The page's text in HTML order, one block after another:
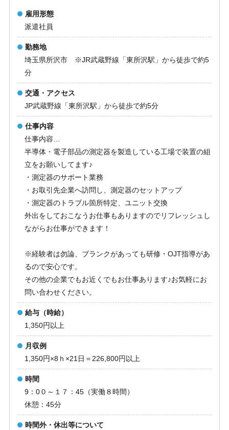
雇用形態
派遣社員
勤務地
埼玉県所沢市 ※JR武蔵野線「東所沢駅」から徒歩で約5
分
交通・アクセス
JP武蔵野線「東所沢駅」から徒歩で約5分
仕事内容
仕事内容…
半導体・電子部品の測定器を製造している工場で装置の組
立をお願いしてます♪
・測定器のサポート業務
・お取引先企業へ訪問し、測定器のセットアップ
・測定器のトラブル箇所特定、ユニット交換
外出をしておこなうお仕事もありますのでリフレッシュし
ながらお仕事ができます！
※経験者は勿論、ブランクがあっても研修・OJT指導があ
るので安心です。
その他の企業でもお近くでもお仕事あります♪お気軽にお
問い合わせください。
給与（時給）
1,350円以上
月収例
1,350円×8ｈ×21日＝226,800円以上
時間
9：0０～１７：45（実働８時間）
休憩：45分
時間外・休出等について